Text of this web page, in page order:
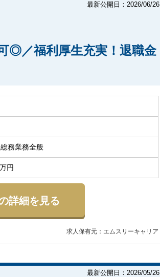
最新公開日：2026/06/26
◎／福利厚生充実！退職金
務業務全般
円
詳細を見る
求人保有元：エムスリーキャリア
最新公開日：2026/05/26